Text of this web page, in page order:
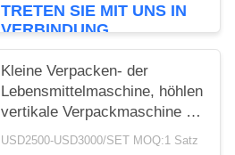
TRETEN SIE MIT UNS IN
VERBINDUNG
Kleine Verpacken- der
Lebensmittelmaschine, höhlen
vertikale Verpackmaschine 50
- 500ml
USD2500-USD3000/SET MOQ:1 Satz